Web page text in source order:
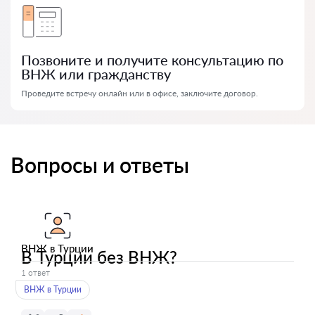
Позвоните и получите консультацию по
ВНЖ или гражданству
Проведите встречу онлайн или в офисе, заключите договор.
Вопросы и ответы
ВНЖ в Турции
В Турции без ВНЖ?
1 ответ
ВНЖ в Турции